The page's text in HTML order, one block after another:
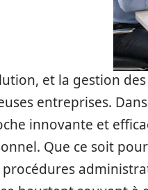
et la gestion des
entreprises.
innovante et
Que ce soit